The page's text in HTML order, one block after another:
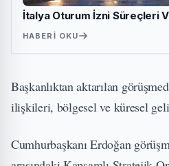
İtalya Oturum İzni Süreçleri
HABERI OKU
Başkanlıktan aktarılan
ilişkileri, bölgesel ve küresel
Cumhurbaşkanı Erdoğan